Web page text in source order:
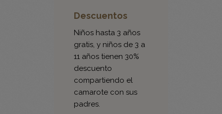
gratis, y niños de 3 a
11 años tienen 30%
descuento
compartiendo el
camarote con sus
padres.
Leer más sobre los
Tulipanes de